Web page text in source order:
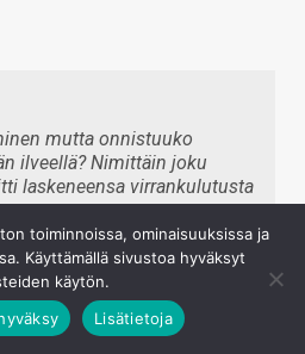
mutta onnistuuko
ilveellä? Nimittäin joku
laskeneensa virrankulutusta
am…-1v-same-
lower-power/
toiminnoissa, ominaisuuksissa ja
Käyttämällä sivustoa hyväksyt
käytön.
Lisätietoja